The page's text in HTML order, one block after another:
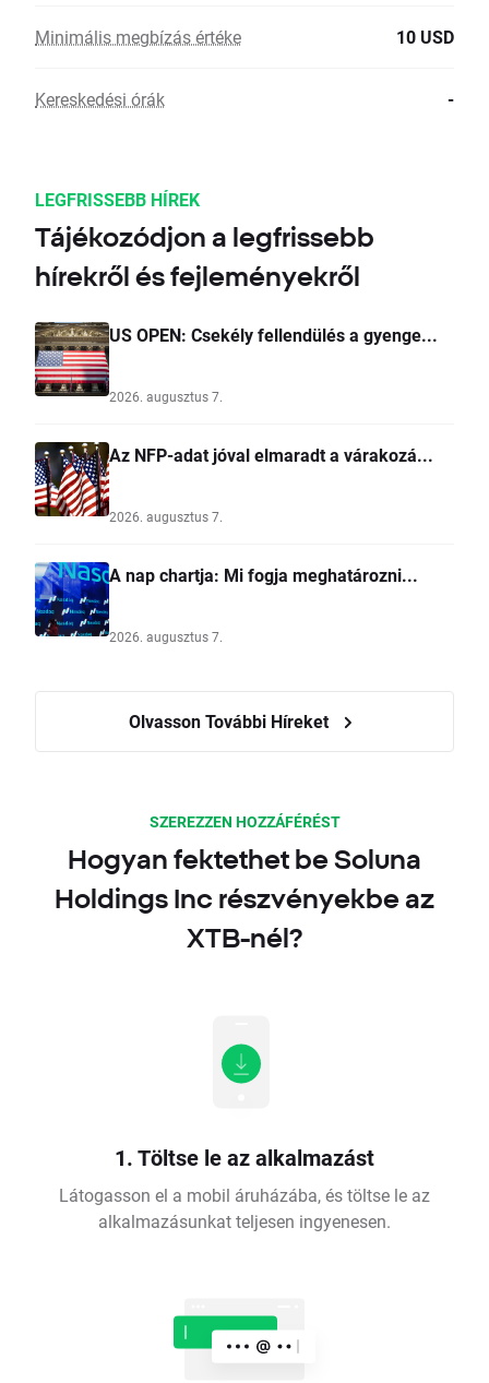
Minimális megbízás értéke 10 USD
Kereskedési órák -
LEGFRISSEBB HÍREK
Tájékozódjon a legfrissebb
hírekről és fejleményekről
US OPEN: Csekély fellendülés a gyenge...
2026. augusztus 7.
Az NFP-adat jóval elmaradt a várakozá...
2026. augusztus 7.
A nap chartja: Mi fogja meghatározni...
2026. augusztus 7.
Olvasson További Híreket
SZEREZZEN HOZZÁFÉRÉST
Hogyan fektethet be Soluna
Holdings Inc részvényekbe az
XTB-nél?
1. Töltse le az alkalmazást
Látogasson el a mobil áruházába, és töltse le az
alkalmazásunkat teljesen ingyenesen.